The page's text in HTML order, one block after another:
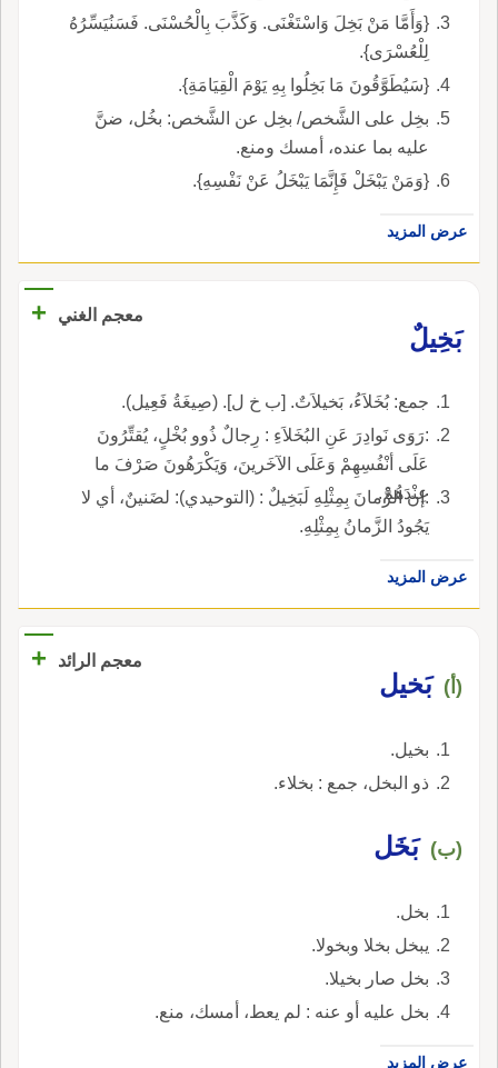
{وَأَمَّا مَنْ بَخِلَ وَاسْتَغْنَى. وَكَذَّبَ بِالْحُسْنَى. فَسَنُيَسِّرُهُ
لِلْعُسْرَى}.
{سَيُطَوَّقُونَ مَا بَخِلُوا بِهِ يَوْمَ الْقِيَامَةِ}.
بخِل على الشَّخص/ بخِل عن الشَّخص: بخُل، ضنَّ
عليه بما عنده، أمسك ومنع.
{وَمَنْ يَبْخَلْ فَإِنَّمَا يَبْخَلُ عَنْ نَفْسِهِ}.
عرض المزيد
معجم الغني
+
بَخِيلٌ
جمع: بُخَلاَءُ، بَخيلاَتٌ. [ب خ ل]. (صِيغَةُ فَعِيل).
:رَوَى نَوادِرَ عَنِ البُخَلاَءِ : رِجالٌ ذُوو بُخْلٍ، يُقتِّرُونَ
عَلَى أنْفُسِهِمْ وَعَلَى الآخَرينَ، وَيَكْرَهُونَ صَرْفَ ما
عِنْدَهُمْ.
:إن الزَّمانَ بِمِثْلِهِ لَبَخِيلٌ : (التوحيدي): لضَنينٌ، أي لا
يَجُودُ الزَّمانُ بِمِثْلِهِ.
عرض المزيد
معجم الرائد +
(أ) بَخيل
بخيل.
ذو البخل، جمع : بخلاء.
(ب) بَخَل
بخل.
يبخل بخلا وبخولا.
بخل صار بخيلا.
بخل عليه أو عنه : لم يعط، أمسك، منع.
عرض المزيد